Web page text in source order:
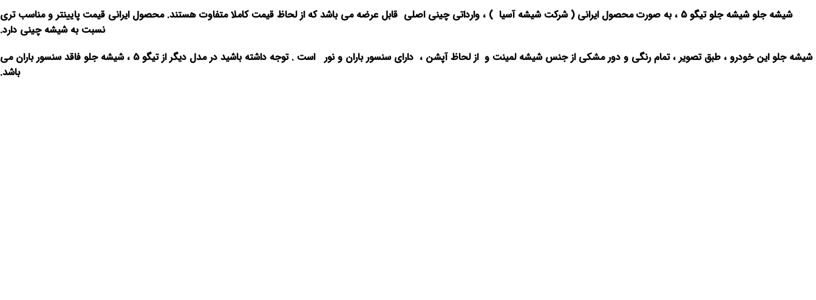
شیشه جلو شیشه جلو تیگو 5 ، به صورت محصول ایرانی ( شرکت شیشه آسیا ) ، وارداتی چینی اصلی قابل عرضه می باشد که از لحاظ قیمت کاملا متفاوت هستند. محصول ایرانی قیمت پایینتر و مناسب تری
نسبت به شیشه چینی دارد.
شیشه جلو این خودرو ، طبق تصویر ، تمام رنگی و دور مشکی از جنس شیشه لمینت و از لحاظ آپشن ، دارای سنسور باران و نور است . توجه داشته باشید در مدل دیگر از تیگو 5 ، شیشه جلو فاقد سنسور باران می
باشد.